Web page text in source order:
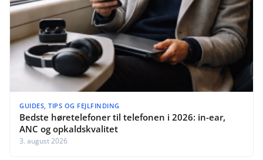
GUIDES, TIPS OG FEJLFINDING
Bedste høretelefoner til telefonen i 2026: in-ear,
ANC og opkaldskvalitet
3. august 2026